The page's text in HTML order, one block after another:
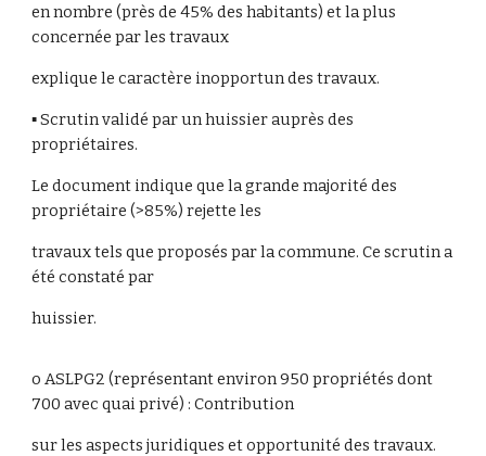
en nombre (près de 45% des habitants) et la plus
concernée par les travaux
explique le caractère inopportun des travaux.
▪ Scrutin validé par un huissier auprès des
propriétaires.
Le document indique que la grande majorité des
propriétaire (>85%) rejette les
travaux tels que proposés par la commune. Ce scrutin a
été constaté par
huissier.
o ASLPG2 (représentant environ 950 propriétés dont
700 avec quai privé) : Contribution
sur les aspects juridiques et opportunité des travaux.